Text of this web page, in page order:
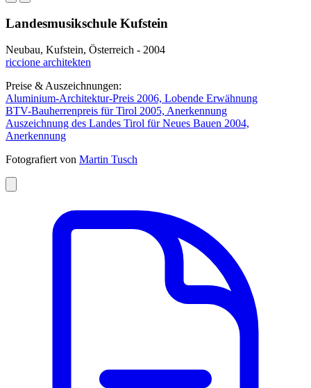
Landesmusikschule Kufstein
Neubau, Kufstein, Österreich - 2004
riccione architekten
Preise & Auszeichnungen:
Aluminium-Architektur-Preis 2006, Lobende Erwähnung
BTV-Bauherrenpreis für Tirol 2005, Anerkennung
Auszeichnung des Landes Tirol für Neues Bauen 2004,
Anerkennung
Fotografiert von Martin Tusch